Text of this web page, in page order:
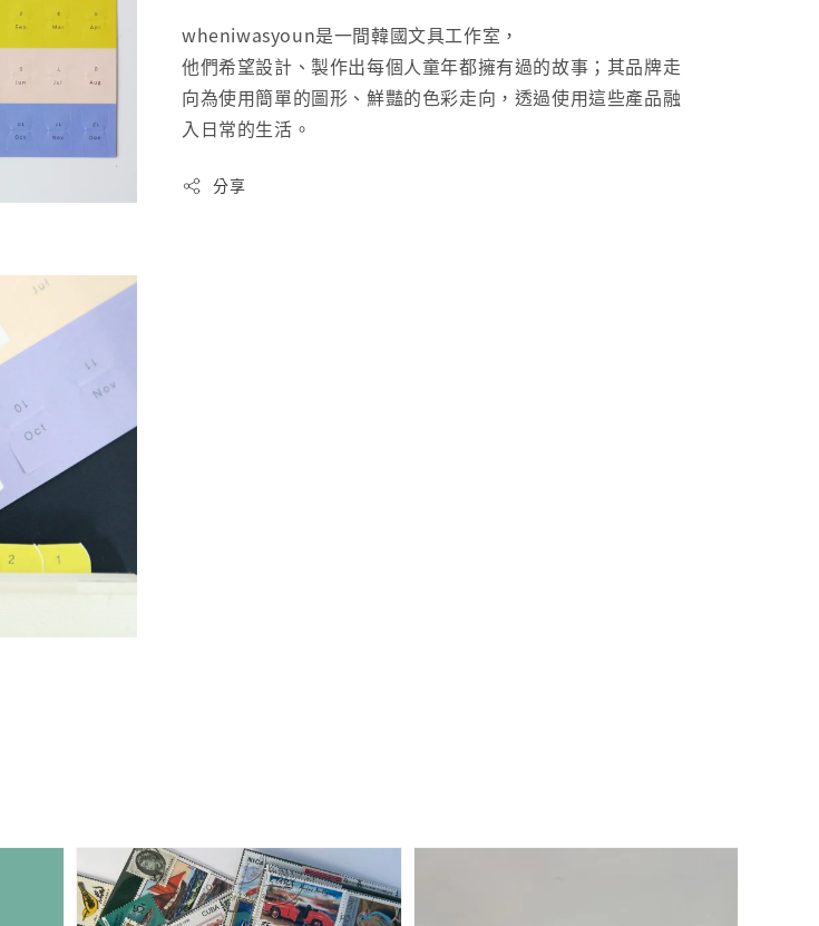
wheniwasyoun是一間韓國文具工作室，
他們希望設計、製作出每個人童年都擁有過的故事；其品牌走
向為使用簡單的圖形、鮮豔的色彩走向，透過使用這些產品融
入日常的生活。
分享